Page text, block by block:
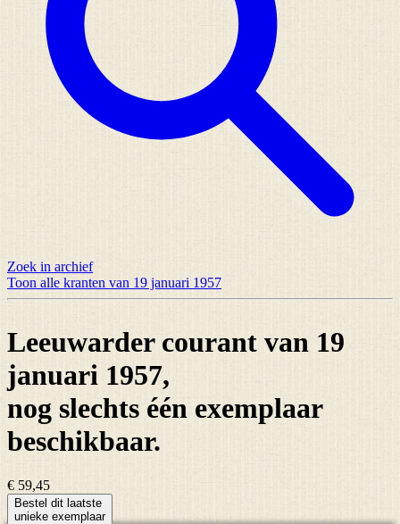
Zoek in archief
Toon alle kranten van 19 januari 1957
Leeuwarder courant van 19
januari 1957,
nog slechts één exemplaar
beschikbaar.
€ 59,45
Bestel dit laatste
unieke exemplaar